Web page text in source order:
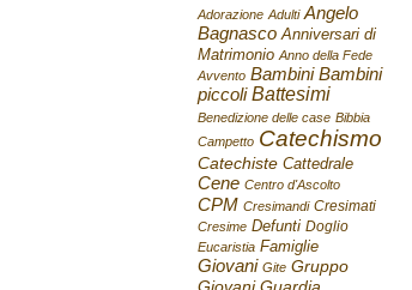
Adorazione Adulti Angelo
Bagnasco Anniversari di
Matrimonio Anno della Fede
Avvento Bambini Bambini
piccoli Battesimi
Benedizione delle case Bibbia
Campetto Catechismo
Catechiste Cattedrale
Cene Centro d'Ascolto
CPM Cresimandi Cresimati
Cresime Defunti Doglio
Eucaristia Famiglie
Giovani Gite Gruppo